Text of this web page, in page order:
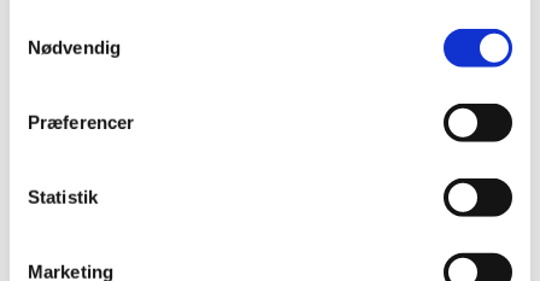
Nødvendig
Præferencer
Statistik
Marketing
2017 (38)
2015 (31)
2013 (45)